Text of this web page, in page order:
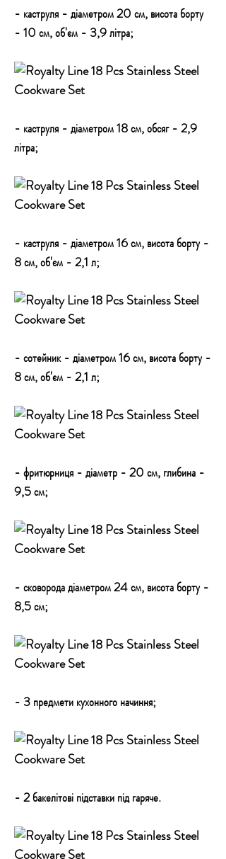
- каструля - діаметром 20 см, висота борту
- 10 см, об'єм - 3,9 літра;
- каструля - діаметром 18 см, обсяг - 2,9
літра;
- каструля - діаметром 16 см, висота борту -
8 см, об'єм - 2,1 л;
- сотейник - діаметром 16 см, висота борту -
8 см, об'єм - 2,1 л;
- фритюрниця - діаметр - 20 см, глибина -
9,5 см;
- сковорода діаметром 24 см, висота борту -
8,5 см;
- 3 предмети кухонного начиння;
- 2 бакелітові підставки під гаряче.